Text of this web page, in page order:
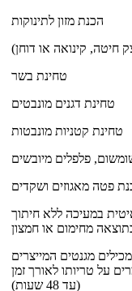
הכנת מזון לתינוקות
חיטה, קינואה או דוחן)
טחינת בשר
טחינת דגנים מונבטים
טחינת קטניות מונבטות
פלפלים מיובשים
פטה מאגוזים ושקדים
איטית במעיכה ללא חיתוך
מחימום או חמצון
מגנטים המייצרים
על טריותו לאורך זמן
(עד 48 שעות)